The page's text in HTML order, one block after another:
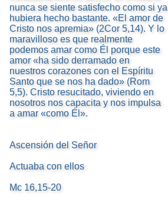
nunca se siente satisfecho como si ya
hubiera hecho bastante. «El amor de
Cristo nos apremia» (2Cor 5,14). Y lo
maravilloso es que realmente
podemos amar como Él porque este
amor «ha sido derramado en
nuestros corazones con el Espíritu
Santo que se nos ha dado» (Rom
5,5). Cristo resucitado, viviendo en
nosotros nos capacita y nos impulsa
a amar «como Él».
Ascensión del Señor
Actuaba con ellos
Mc 16,15-20